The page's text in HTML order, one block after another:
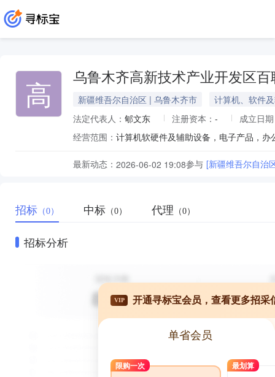
高 乌鲁木齐高新技术产业开发区
新疆维吾尔自治区 | 乌鲁木齐市
计算机、软件
法定代表人： 郇文东 注册资本： -
成立日
经营范围：
最新动态： 2026-06-02 19:08参与 [新疆维吾尔自治
招标 （0） 中标 （0） 代理 （0）
招标分析
VIP 开通寻标宝会员，查看更多招采
单省会员
限购一次 最划算